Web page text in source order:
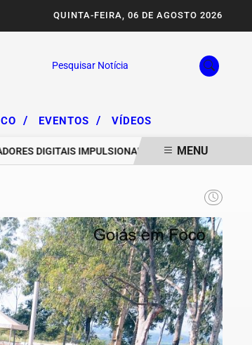
QUINTA-FEIRA, 06 DE AGOSTO 2026
Pesquisar Notícia
/ EVENTOS / VÍDEOS
IMPULSIONAM DEGRADAÇÃO DA SERRA DA
MENU